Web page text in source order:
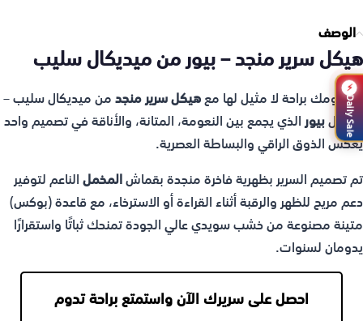
الوصف
هيكل سرير منجد – بيور من ميديكال سليب
ابدأ يومك براحة لا مثيل لها معهيكل سرير منجدمن ميديكال سليب –
موديلبيورالذي يجمع بين النعومة، المتانة، والأناقة في تصميم واحد
يعكس الذوق الراقي والبساطة العصرية.
تم تصميم السرير بظهرية فاخرة منجدة بقماشالمخملالناعم لتوفير
دعم مريح للظهر والرقبة أثناء القراءة أو الاسترخاء، مع قاعدة (بوكس)
متينة مصنوعة من خشب سويدي عالي الجودة تمنحك ثباتًا واستقرارًا
يدومان لسنوات.
احصل على سريرك الآن واستمتع براحة تدوم
⚡
Daily Sale